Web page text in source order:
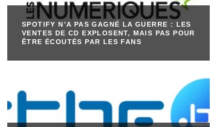
SPOTIFY N’A PAS GAGNÉ LA GUERRE : LES
VENTES DE CD EXPLOSENT, MAIS PAS POUR
ÊTRE ÉCOUTÉS PAR LES FANS